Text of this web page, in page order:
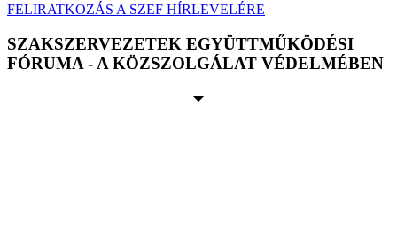
FELIRATKOZÁS A SZEF HÍRLEVELÉRE
SZAKSZERVEZETEK EGYÜTTMŰKÖDÉSI
FÓRUMA - A KÖZSZOLGÁLAT VÉDELMÉBEN